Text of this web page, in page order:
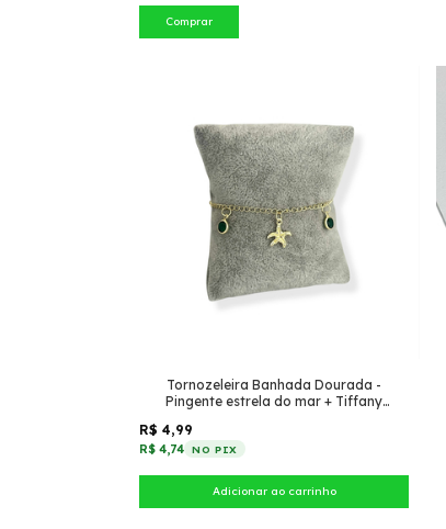
Comprar
Tornozeleira Banhada Dourada -
Pingente estrela do mar + Tiffany
R$ 4,99
R$ 4,74 NO PIX